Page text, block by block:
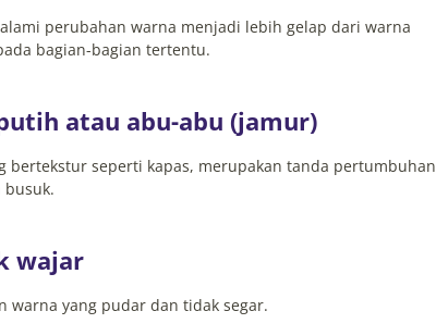
perubahan warna menjadi lebih gelap dari warna
bagian-bagian tertentu.
atau abu-abu (jamur)
bertekstur seperti kapas, merupakan tanda pertumbuhan
busuk.
wajar
warna yang pudar dan tidak segar.